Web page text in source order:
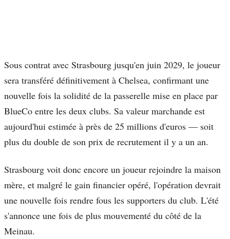
Sous contrat avec Strasbourg jusqu'en juin 2029, le joueur
sera transféré définitivement à Chelsea, confirmant une
nouvelle fois la solidité de la passerelle mise en place par
BlueCo entre les deux clubs. Sa valeur marchande est
aujourd'hui estimée à près de 25 millions d'euros — soit
plus du double de son prix de recrutement il y a un an.
Strasbourg voit donc encore un joueur rejoindre la maison
mère, et malgré le gain financier opéré, l'opération devrait
une nouvelle fois rendre fous les supporters du club. L'été
s'annonce une fois de plus mouvementé du côté de la
Meinau.